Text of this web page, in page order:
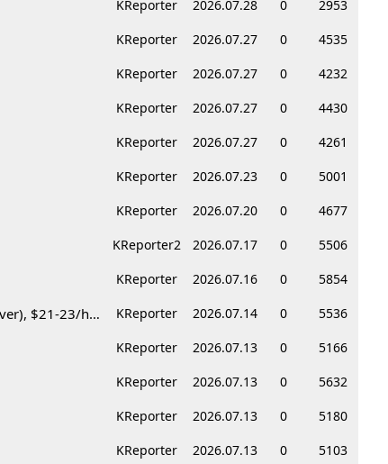
KReporter 2026.07.28 0
2953
KReporter 2026.07.27 0
4535
KReporter 2026.07.27 0
4232
KReporter 2026.07.27 0
4430
KReporter 2026.07.27 0
4261
KReporter 2026.07.23 0
5001
KReporter 2026.07.20 0
4677
KReporter2 2026.07.17 0
5506
KReporter 2026.07.16 0
5854
Korean BBQ 레스토랑 서버 & 호스트 구합니다 – Federal Way & Tacoma $45-$60/hr (server), $21-23/hr (Host) KReporter 2026.07.14 0
5536
KReporter 2026.07.13 0
5166
KReporter 2026.07.13 0
5632
KReporter 2026.07.13 0
5180
KReporter 2026.07.13 0 5103